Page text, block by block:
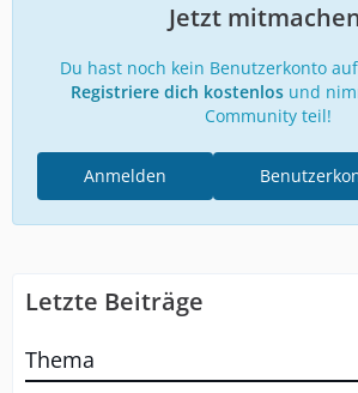
Jetzt
Du hast noch kein Benutzerkonto
Registriere dich kostenlos und
Community teil!
Anmelden
Letzte Beiträge
Thema